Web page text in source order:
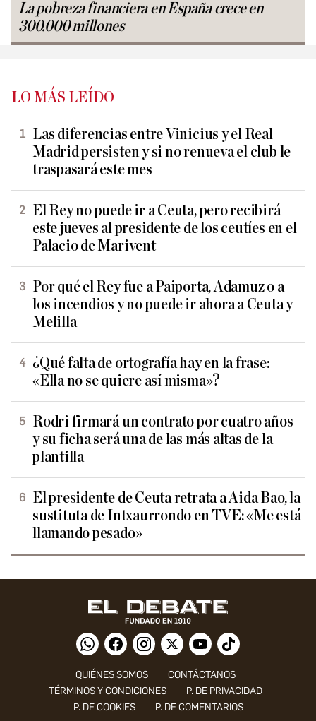
La pobreza financiera en España crece en
300.000 millones
LO MÁS LEÍDO
Las diferencias entre Vinicius y el Real
Madrid persisten y si no renueva el club le
traspasará este mes
El Rey no puede ir a Ceuta, pero recibirá
este jueves al presidente de los ceutíes en el
Palacio de Marivent
Por qué el Rey fue a Paiporta, Adamuz o a
los incendios y no puede ir ahora a Ceuta y
Melilla
¿Qué falta de ortografía hay en la frase:
«Ella no se quiere así misma»?
Rodri firmará un contrato por cuatro años
y su ficha será una de las más altas de la
plantilla
El presidente de Ceuta retrata a Aida Bao, la
sustituta de Intxaurrondo en TVE: «Me está
llamando pesado»
QUIÉNES SOMOS
CONTÁCTANOS
TÉRMINOS Y CONDICIONES
P. DE PRIVACIDAD
P. DE COOKIES
P. DE COMENTARIOS